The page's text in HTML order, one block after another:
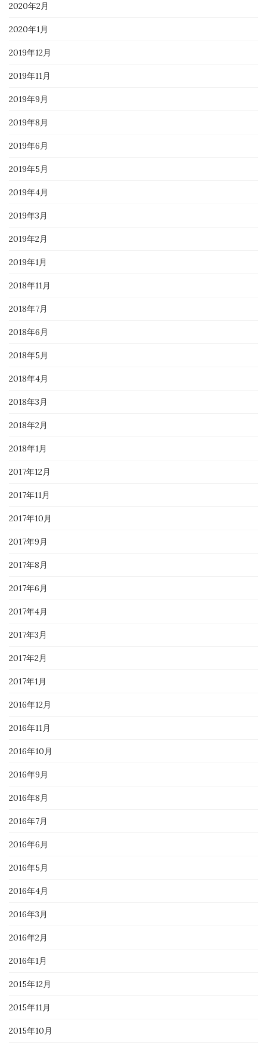
2020年2月
2020年1月
2019年12月
2019年11月
2019年9月
2019年8月
2019年6月
2019年5月
2019年4月
2019年3月
2019年2月
2019年1月
2018年11月
2018年7月
2018年6月
2018年5月
2018年4月
2018年3月
2018年2月
2018年1月
2017年12月
2017年11月
2017年10月
2017年9月
2017年8月
2017年6月
2017年4月
2017年3月
2017年2月
2017年1月
2016年12月
2016年11月
2016年10月
2016年9月
2016年8月
2016年7月
2016年6月
2016年5月
2016年4月
2016年3月
2016年2月
2016年1月
2015年12月
2015年11月
2015年10月